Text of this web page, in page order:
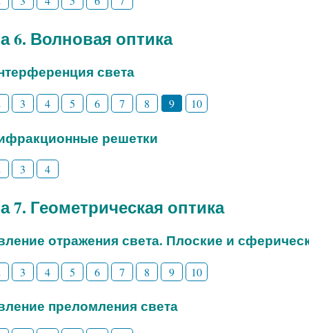
6. Волновая оптика
света
3 4 5 6 7 8 9 10
решетки
3 4
7. Геометрическая оптика
отражения света. Плоские и
3 4 5 6 7 8 9 10
преломления света